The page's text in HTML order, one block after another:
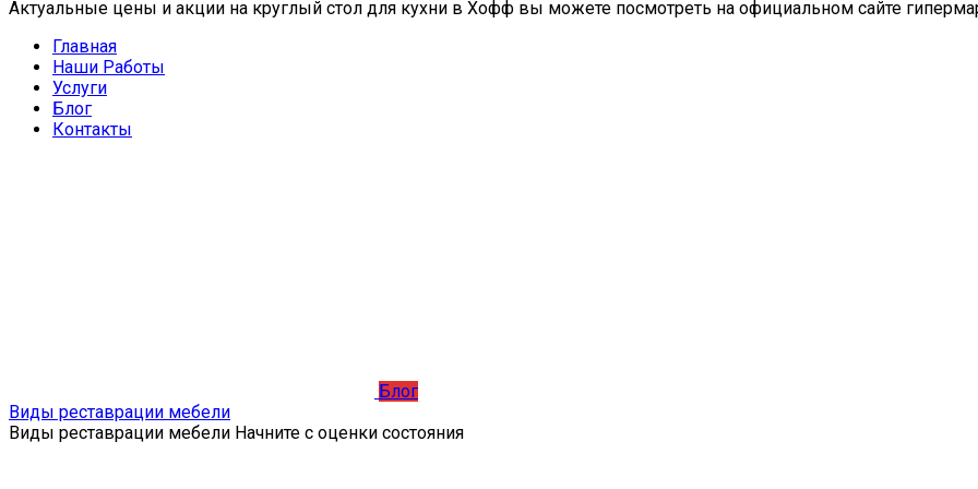
Актуальные цены и акции на круглый стол для кухни в Хофф вы можете посмотреть на официальном сайте
Главная
Наши Работы
Услуги
Блог
Контакты
Блог
Виды реставрации мебели
Виды реставрации мебели Начните с оценки состояния